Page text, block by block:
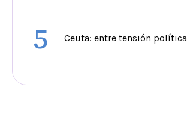
5 Ceuta: entre tensión